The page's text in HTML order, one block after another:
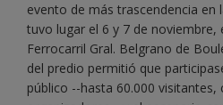
evento de más trascendencia en
tuvo lugar el 6 y 7 de noviembre,
Ferrocarril Gral. Belgrano de
del predio permitió que
público --hasta 60.000 visitantes,